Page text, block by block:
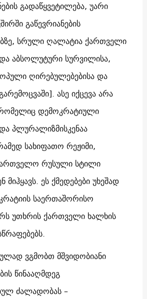
გადაწყვეტილება, უარი
გაწევრიანების
სრული ღალატია ქართველი
აბსოლუტური სურვილისა,
ღირებულებებისა და
ასე იქცევა არა
დემოკრატიული
პლურალიზმისკენაა
სახიფათო რეჟიმი,
რუსული სტილი
მიჰყავს. ეს ქმედებები უხეშად
საერთაშორისო
უთხრის ქართველი ხალხის
ვგმობთ მშვიდობიანი
წინააღმდეგ
ძალადობას –